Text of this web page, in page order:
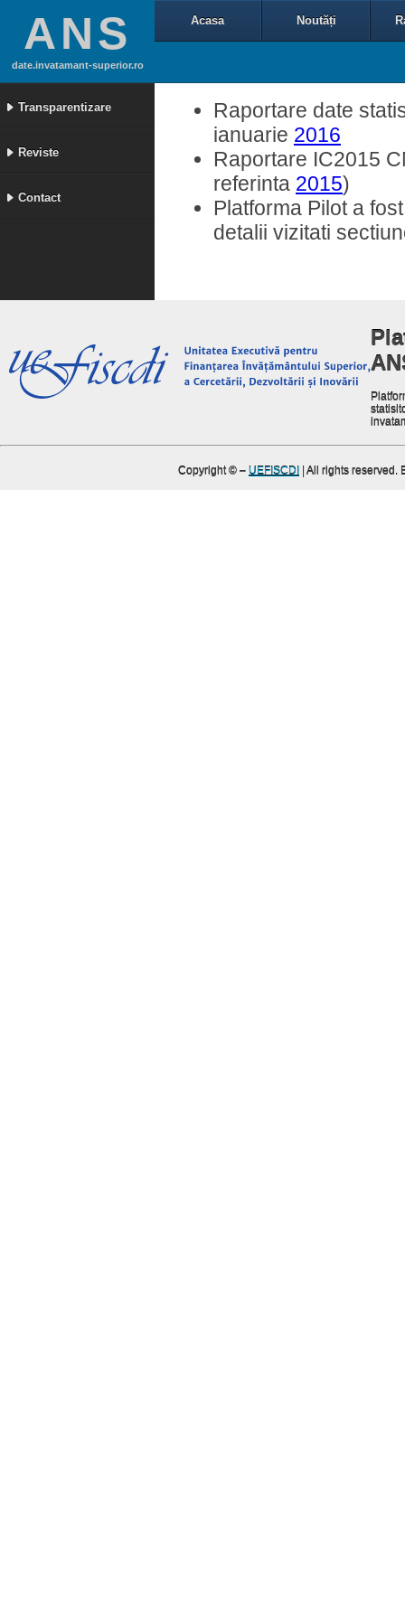
ANS
date.invatamant-superior.ro
Transparentizare
Reviste
Contact
Acasa Noutăți
Raportare date
ianuarie 2016
Raportare IC2015
referinta 2015)
Platforma Pilot a
detalii vizitati
Copyright © – UEFISCDI | All rights